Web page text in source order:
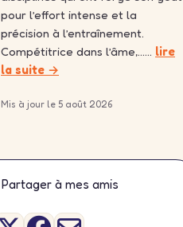
pour l’effort intense et la
précision à l’entraînement.
Compétitrice dans l’âme,…… lire
la suite →
Mis à jour le 5 août 2026
Partager à mes amis